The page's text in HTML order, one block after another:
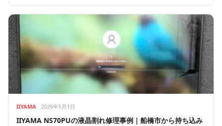
IIYAMA 2026年5月1日
IIYAMA NS70PUの液晶割れ修理事例｜船橋市から持ち込み